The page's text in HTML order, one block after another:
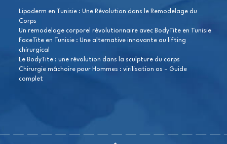
Lipoderm en Tunisie : Une Révolution dans le Remodelage du
Corps
Un remodelage corporel révolutionnaire avec BodyTite en Tunisie
FaceTite en Tunisie : Une alternative innovante au lifting
chirurgical
Le BodyTite : une révolution dans la sculpture du corps
Chirurgie mâchoire pour Hommes : virilisation os – Guide
complet